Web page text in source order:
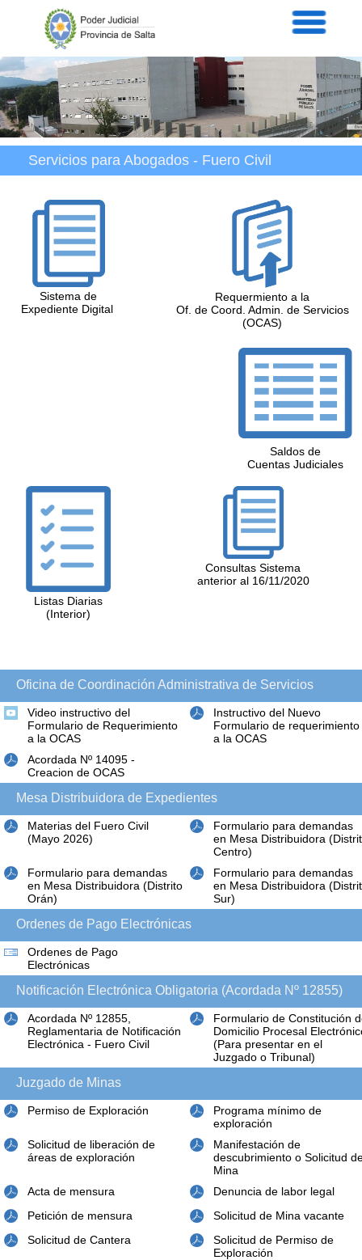
Servicios
Prensa
Intranet
Contacto
Servicios para Abogados - Fuero Civil
Sistema de
Expediente Digital
Requermiento a la
Of. de Coord. Admin. de Servicios
(OCAS)
Saldos de
Cuentas Judiciales
Listas Diarias
(Interior)
Consultas Sistema
anterior al 16/11/2020
Oficina de Coordinación Administrativa de Servicios
Video instructivo del
Formulario de Requerimiento
a la OCAS
Instructivo del Nuevo
Formulario de requerimiento
a la OCAS
Acordada Nº 14095 -
Creacion de OCAS
Mesa Distribuidora de Expedientes
Materias del Fuero Civil
(Mayo 2026)
Formulario para demandas
en Mesa Distribuidora
Centro)
Formulario para demandas
en Mesa Distribuidora (Distrito
Orán)
Formulario para demandas
en Mesa Distribuidora
Sur)
Ordenes de Pago Electrónicas
Ordenes de Pago
Electrónicas
Notificación Electrónica Obligatoria (Acordada Nº 12855)
Acordada Nº 12855,
Reglamentaria de Notificación
Electrónica - Fuero Civil
Formulario de Constitución
Domicilio Procesal
(Para presentar en el
Juzgado o Tribunal)
Juzgado de Minas
Permiso de Exploración
Programa mínimo de
exploración
Solicitud de liberación de
áreas de exploración
Manifestación de
descubrimiento o Solicitud
Mina
Acta de mensura
Denuncia de labor legal
Petición de mensura
Solicitud de Mina vacante
Solicitud de Cantera
Solicitud de Permiso de
Exploración